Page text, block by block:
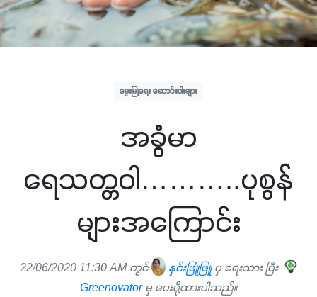
မွေးမြူရေး ဆောင်းပါးများ
အခွံမာ
ရေသတ္တဝါ………..ပုစွန်
များအကြောင်း
22/06/2020 11:30 AM တွင် နှင်းဖြူဖြူမှ ရေးသား ပြီး
Greenovator မှ ပေးပို့ထားပါသည်။